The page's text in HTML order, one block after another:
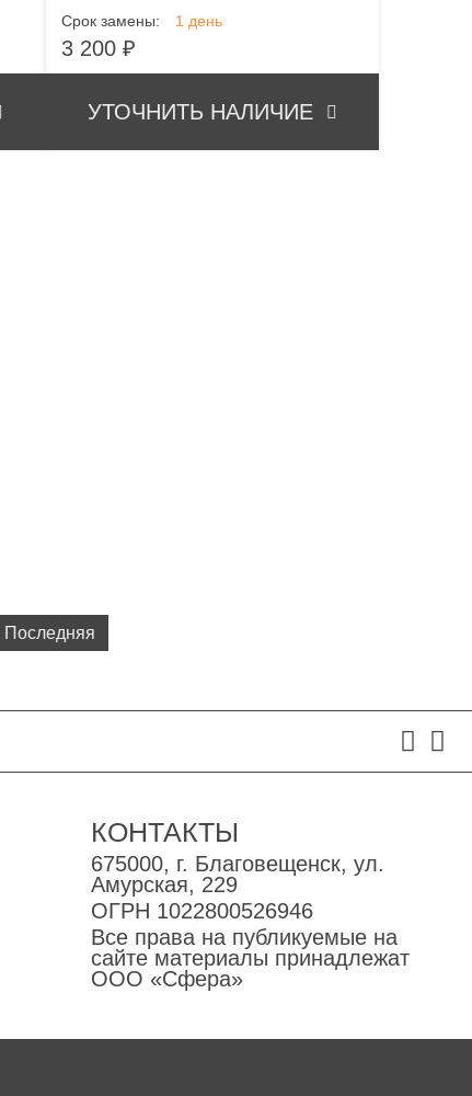
Срок замены: 1 день
3 200 ₽
УТОЧНИТЬ НАЛИЧИЕ
Последняя
 
КОНТАКТЫ
675000, г. Благовещенск, ул.
Амурская, 229
ОГРН 1022800526946
Все права на публикуемые на
сайте материалы принадлежат
ООО «Сфера»